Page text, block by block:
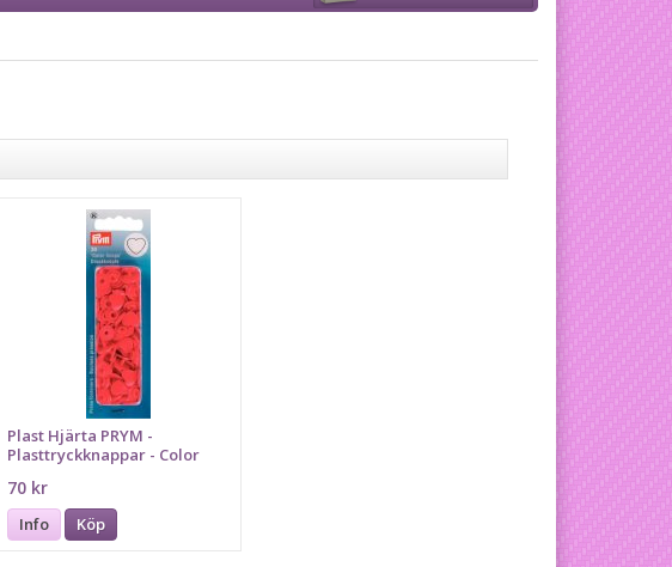
Plast Hjärta PRYM -
Plasttryckknappar - Color
70 kr
Info Köp